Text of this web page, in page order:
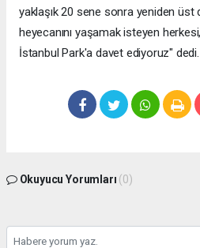
yaklaşık 20 sene sonra yeniden
heyecanını yaşamak isteyen
İstanbul Park'a davet ediyoruz" dedi.
Okuyucu Yorumları (0)